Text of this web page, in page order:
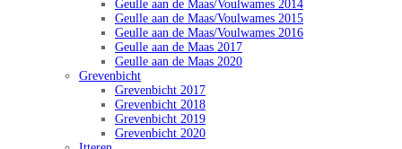
Geulle aan de Maas/Voulwames 2014
Geulle aan de Maas/Voulwames 2015
Geulle aan de Maas/Voulwames 2016
Geulle aan de Maas 2017
Geulle aan de Maas 2020
Grevenbicht
Grevenbicht 2017
Grevenbicht 2018
Grevenbicht 2019
Grevenbicht 2020